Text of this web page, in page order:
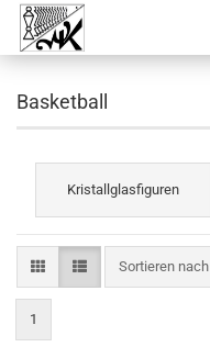
Basketball
Kristallglasfiguren
Sortieren nach
Sortieren nach
1